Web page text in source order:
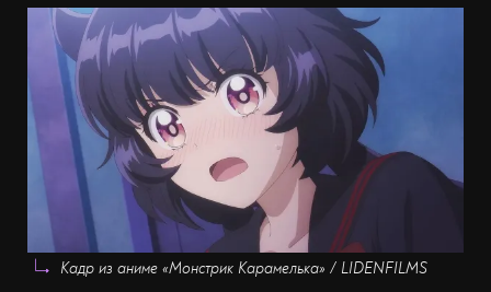
Кадр из аниме «Монстрик Карамелька» / LIDENFILMS